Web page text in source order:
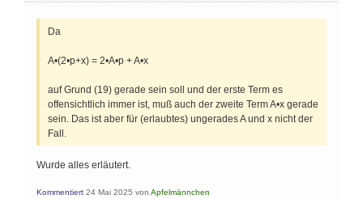
Da
A•(2•p+x) = 2•A•p + A•x
auf Grund (19) gerade sein soll und der erste Term es
offensichtlich immer ist, muß auch der zweite Term A•x gerade
sein. Das ist aber für (erlaubtes) ungerades A und x nicht der
Fall.
Wurde alles erläutert.
Kommentiert 24 Mai 2025 von Apfelmännchen